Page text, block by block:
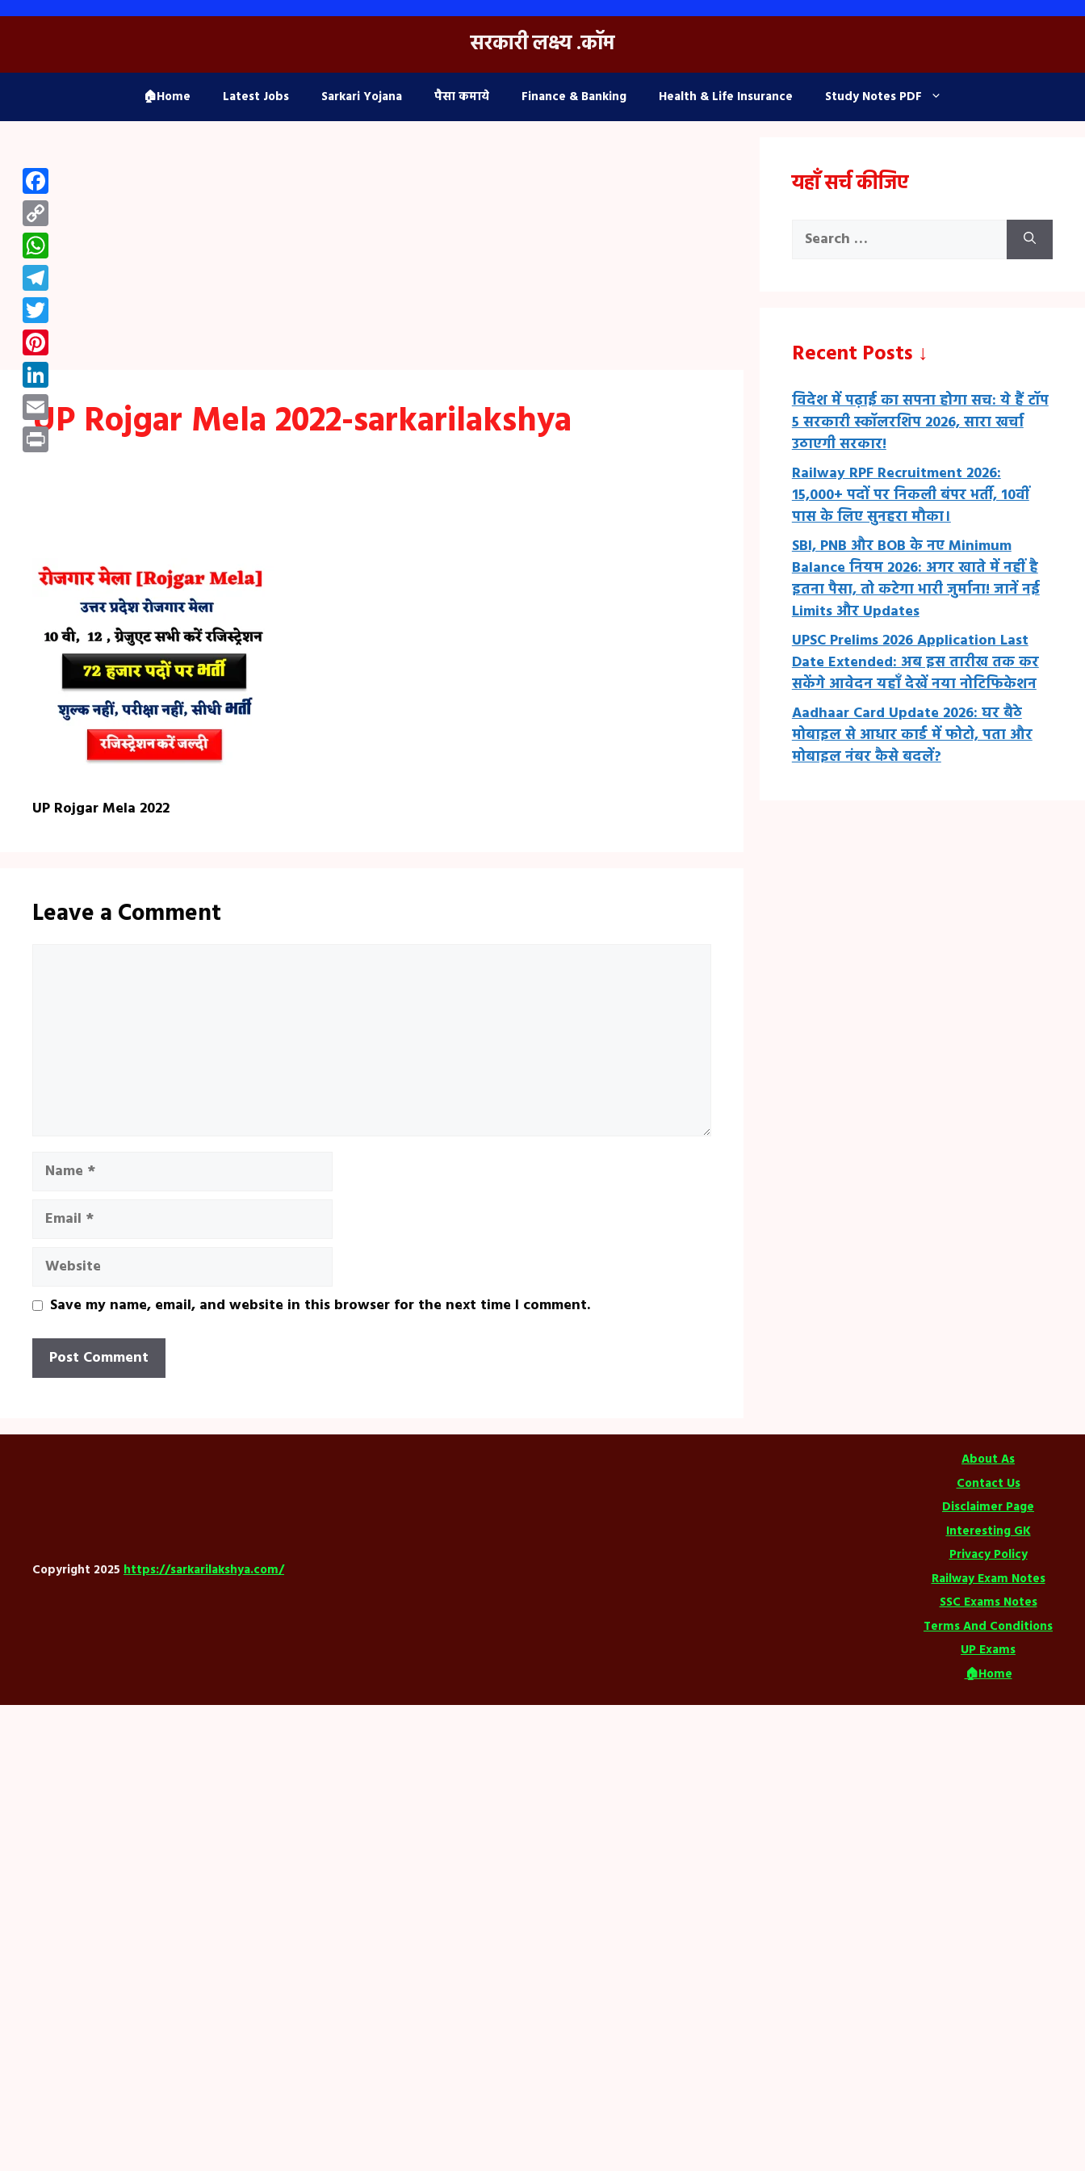
Skip
सरकारी लक्ष्य .कॉम
🏠Home Latest Jobs Sarkari Yojana पैसा कमाये Finance & Banking Health & Life Insurance Study Notes PDF
UP Rojgar Mela 2022-sarkarilakshya
UP Rojgar Mela 2022
Leave a Comment
Name
Email
Website
Save my name, email, and website in this browser for the next time I comment.
यहाँ सर्च कीजिए
Search
Recent Posts ↓
विदेश में पढ़ाई का सपना होगा सच: ये हैं टॉप
5 सरकारी स्कॉलरशिप 2026, सारा खर्चा
उठाएगी सरकार!
Railway RPF Recruitment 2026:
15,000+ पदों पर निकली बंपर भर्ती, 10वीं
पास के लिए सुनहरा मौका।
SBI, PNB और BOB के नए Minimum
Balance नियम 2026: अगर खाते में नहीं है
इतना पैसा, तो कटेगा भारी जुर्माना! जानें नई
Limits और Updates
UPSC Prelims 2026 Application Last
Date Extended: अब इस तारीख तक कर
सकेंगे आवेदन यहाँ देखें नया नोटिफिकेशन
Aadhaar Card Update 2026: घर बैठे
मोबाइल से आधार कार्ड में फोटो, पता और
मोबाइल नंबर कैसे बदलें?
About As
Contact Us
Disclaimer Page
Interesting GK
Privacy Policy
Railway Exam Notes
SSC Exams Notes
Terms And Conditions
UP Exams
🏠Home
Copyright 2025 https://sarkarilakshya.com/
Facebook
Copy
Link
WhatsApp
Telegram
Twitter
Pinterest
LinkedIn
Email